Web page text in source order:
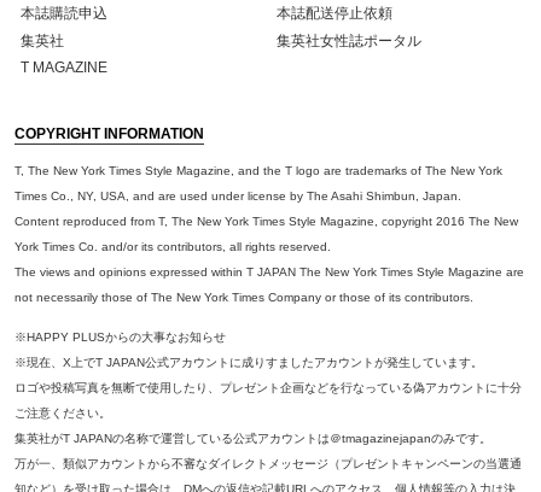
本誌購読申込
本誌配送停止依頼
集英社
集英社女性誌ポータル
T MAGAZINE
COPYRIGHT INFORMATION
T, The New York Times Style Magazine, and the T logo are trademarks of The New York
Times Co., NY, USA, and are used under license by The Asahi Shimbun, Japan.
Content reproduced from T, The New York Times Style Magazine, copyright 2016 The New
York Times Co. and/or its contributors, all rights reserved.
The views and opinions expressed within T JAPAN The New York Times Style Magazine are
not necessarily those of The New York Times Company or those of its contributors.
※HAPPY PLUSからの大事なお知らせ
※現在、X上でT JAPAN公式アカウントに成りすましたアカウントが発生しています。
ロゴや投稿写真を無断で使用したり、プレゼント企画などを行なっている偽アカウントに十分
ご注意ください。
集英社がT JAPANの名称で運営している公式アカウントは＠tmagazinejapanのみです。
万が一、類似アカウントから不審なダイレクトメッセージ（プレゼントキャンペーンの当選通
知など）を受け取った場合は、DMへの返信や記載URLへのアクセス、個人情報等の入力は決